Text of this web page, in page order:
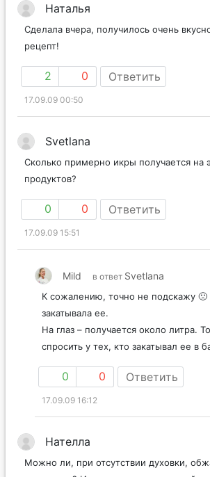
Наталья
Сделала вчера, получилось очень
рецепт!
2 0 Ответить
17.09.09 00:50
Svetlana
Сколько примерно икры получается на
продуктов?
0 0 Ответить
17.09.09 15:51
Mild в ответ Svetlana
К сожалению, точно не подскажу 🙁
закатывала ее.
На глаз – получается около литра.
спросить у тех, кто закатывал ее в
0 0 Ответить
17.09.09 16:12
Нателла
Можно ли, при отсутствии духовки,